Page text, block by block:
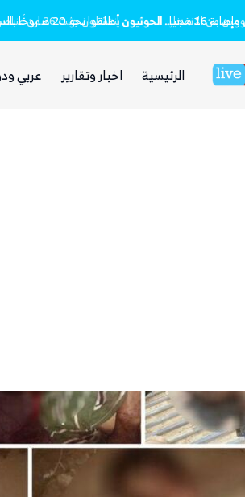
الرئيسية اخبار وتقارير عربي